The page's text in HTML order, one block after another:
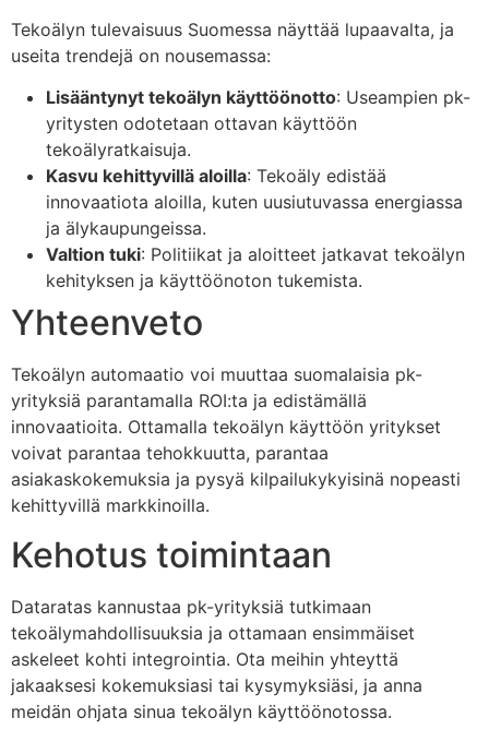
Tekoälyn tulevaisuus Suomessa näyttää lupaavalta, ja
useita trendejä on nousemassa:
Lisääntynyt tekoälyn käyttöönotto: Useampien pk-
yritysten odotetaan ottavan käyttöön
tekoälyratkaisuja.
Kasvu kehittyvillä aloilla: Tekoäly edistää
innovaatiota aloilla, kuten uusiutuvassa energiassa
ja älykaupungeissa.
Valtion tuki: Politiikat ja aloitteet jatkavat tekoälyn
kehityksen ja käyttöönoton tukemista.
Yhteenveto
Tekoälyn automaatio voi muuttaa suomalaisia pk-
yrityksiä parantamalla ROI:ta ja edistämällä
innovaatioita. Ottamalla tekoälyn käyttöön yritykset
voivat parantaa tehokkuutta, parantaa
asiakaskokemuksia ja pysyä kilpailukykyisinä nopeasti
kehittyvillä markkinoilla.
Kehotus toimintaan
Dataratas kannustaa pk-yrityksiä tutkimaan
tekoälymahdollisuuksia ja ottamaan ensimmäiset
askeleet kohti integrointia. Ota meihin yhteyttä
jakaaksesi kokemuksiasi tai kysymyksiäsi, ja anna
meidän ohjata sinua tekoälyn käyttöönotossa.